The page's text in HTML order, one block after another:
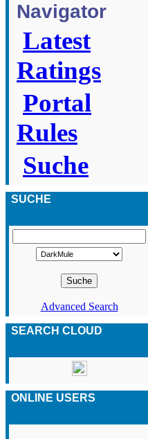
Navigator
Latest
Ratings
Portal
Rules
Suche
SUCHE
Advanced Search
SEARCH CLOUD
ONLINE USERS